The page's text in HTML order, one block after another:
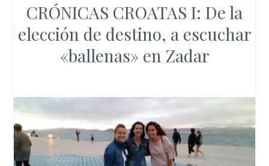
CRÓNICAS CROATAS I: De la
elección de destino, a escuchar
«ballenas» en Zadar